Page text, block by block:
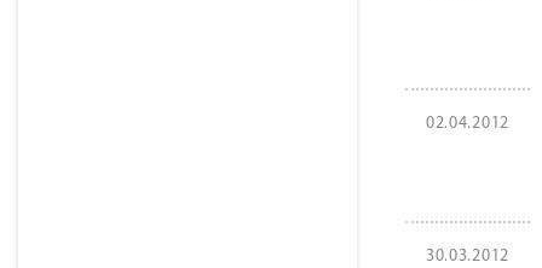
02.04.2012
30.03.2012